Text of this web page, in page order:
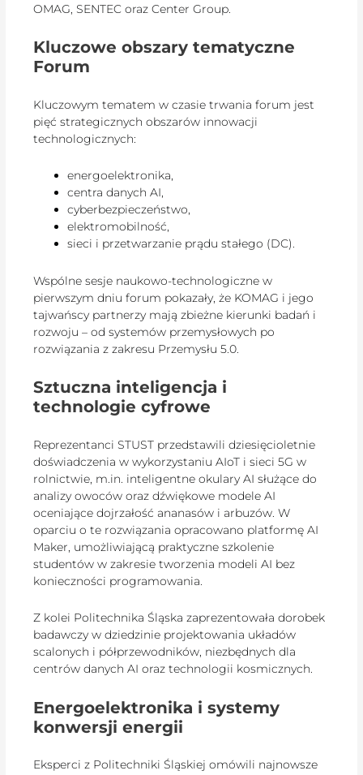
OMAG, SENTEC oraz Center Group.
Kluczowe obszary tematyczne
Forum
Kluczowym tematem w czasie trwania forum jest
pięć strategicznych obszarów innowacji
technologicznych:
energoelektronika,
centra danych AI,
cyberbezpieczeństwo,
elektromobilność,
sieci i przetwarzanie prądu stałego (DC).
Wspólne sesje naukowo-technologiczne w
pierwszym dniu forum pokazały, że KOMAG i jego
tajwańscy partnerzy mają zbieżne kierunki badań i
rozwoju – od systemów przemysłowych po
rozwiązania z zakresu Przemysłu 5.0.
Sztuczna inteligencja i
technologie cyfrowe
Reprezentanci STUST przedstawili dziesięcioletnie
doświadczenia w wykorzystaniu AIoT i sieci 5G w
rolnictwie, m.in. inteligentne okulary AI służące do
analizy owoców oraz dźwiękowe modele AI
oceniające dojrzałość ananasów i arbuzów. W
oparciu o te rozwiązania opracowano platformę AI
Maker, umożliwiającą praktyczne szkolenie
studentów w zakresie tworzenia modeli AI bez
konieczności programowania.
Z kolei Politechnika Śląska zaprezentowała dorobek
badawczy w dziedzinie projektowania układów
scalonych i półprzewodników, niezbędnych dla
centrów danych AI oraz technologii kosmicznych.
Energoelektronika i systemy
konwersji energii
Eksperci z Politechniki Śląskiej omówili najnowsze